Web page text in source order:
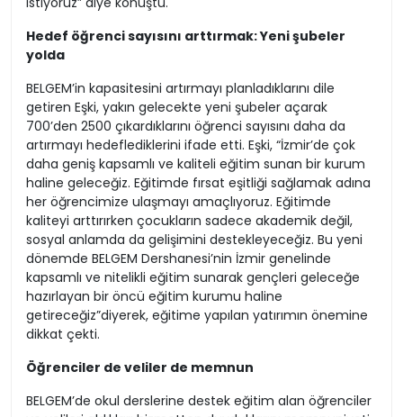
onları geleceğe hazırlayacak bir merkez oluşturmak
istiyoruz” diye konuştu.
Hedef öğrenci sayısını arttırmak: Yeni şubeler
yolda
BELGEM’in kapasitesini artırmayı planladıklarını dile
getiren Eşki, yakın gelecekte yeni şubeler açarak
700’den 2500 çıkardıklarını öğrenci sayısını daha da
artırmayı hedeflediklerini ifade etti. Eşki, “İzmir’de çok
daha geniş kapsamlı ve kaliteli eğitim sunan bir kurum
haline geleceğiz. Eğitimde fırsat eşitliği sağlamak adına
her öğrencimize ulaşmayı amaçlıyoruz. Eğitimde
kaliteyi arttırırken çocukların sadece akademik değil,
sosyal anlamda da gelişimini destekleyeceğiz. Bu yeni
dönemde BELGEM Dershanesi’nin İzmir genelinde
kapsamlı ve nitelikli eğitim sunarak gençleri geleceğe
hazırlayan bir öncü eğitim kurumu haline
getireceğiz”diyerek, eğitime yapılan yatırımın önemine
dikkat çekti.
Öğrenciler de veliler de memnun